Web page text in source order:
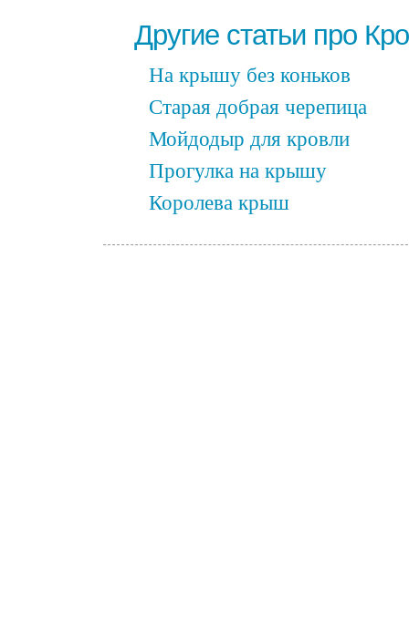
Другие статьи про
На крышу без коньков
Старая добрая черепица
Мойдодыр для кровли
Прогулка на крышу
Королева крыш